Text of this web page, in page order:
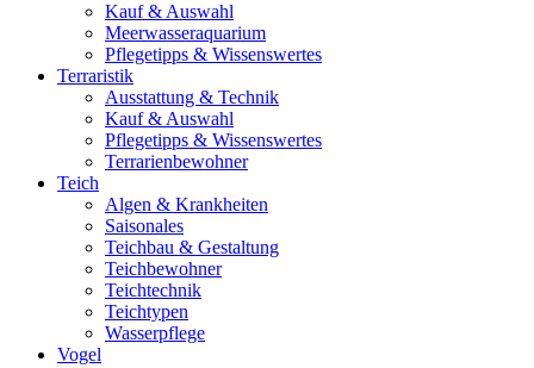
Kauf & Auswahl
Meerwasseraquarium
Pflegetipps & Wissenswertes
Terraristik
Ausstattung & Technik
Kauf & Auswahl
Pflegetipps & Wissenswertes
Terrarienbewohner
Teich
Algen & Krankheiten
Saisonales
Teichbau & Gestaltung
Teichbewohner
Teichtechnik
Teichtypen
Wasserpflege
Vogel